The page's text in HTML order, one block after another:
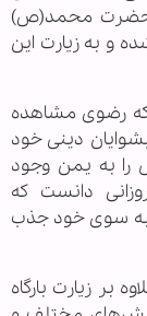
حضرت محمد(ص)
و به زیارت این
رضوی مشاهده
دینی خود
را به یمن وجود
دانست که
به سوی خود جذب
زیارت بارگاه